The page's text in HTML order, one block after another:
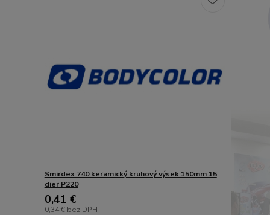
Smirdex 740 keramický kruhový výsek 150mm 15
dier P220
0,41 €
0,34 € bez DPH